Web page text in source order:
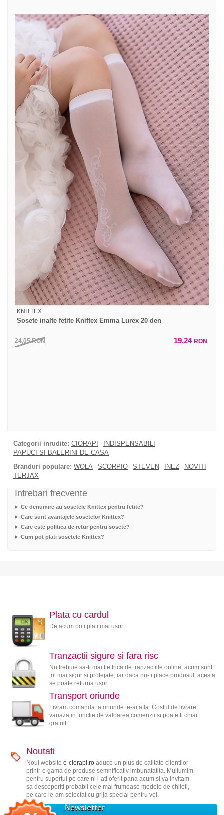
KNITTEX
Sosete inalte fetite Knittex Emma Lurex 20 den
24,05RON 19,24 RON
Categorii inrudite: CIORAPI
INDISPENSABILI
PAPUCI SI BALERINI DE CASA
Branduri populare: WOLA SCORPIO STEVEN INEZ
NOVITI
TERJAX
Intrebari frecvente
Ce denumire au sosetele Knittex pentru fetite?
Care sunt avantajele sosetelor Knittex?
Care este politica de retur pentru sosete?
Cum pot plati sosetele Knittex?
Plata cu cardul
De acum poti plati mai usor
Tranzactii sigure si fara risc
Nu trebuie sa-ti mai fie frica de tranzactiile online, acum sunt
tot mai sigur si protejate, iar daca nu-ti place produsul, acesta
se poate returna usor.
Transport oriunde
Livram comanda ta oriunde te-ai afla. Costul de livrare
variaza in functie de valoarea comenzii si poate fi chiar
gratuit.
Noutati
Noul website e-ciorapi.roaduce un plus de calitate clientilor
printr-o gama de produse semnificativ imbunatatita. Multumim
pentru suportul pe care ni l-ati oferit pana acum si va invitam
sa descoperiti probabil cele mai frumoase modele de chiloti,
pe care le-am selectat cu grija special pentru voi.
Newsletter